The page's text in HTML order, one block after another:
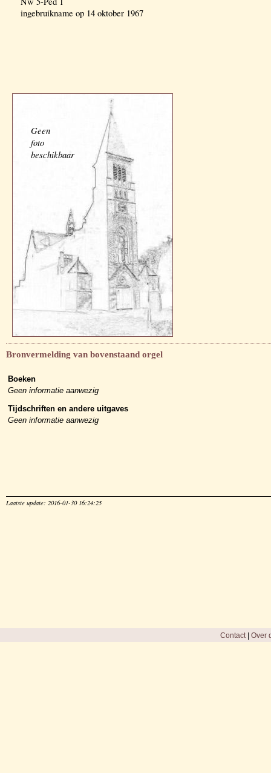
ingebruikname op 14 oktober 1967
Geen
foto
beschikbaar
Bronvermelding van bovenstaand orgel
Boeken
Geen informatie aanwezig
Tijdschriften en andere uitgaves
Geen informatie aanwezig
Laatste update: 2016-01-30 16:24:25
Contact| Over